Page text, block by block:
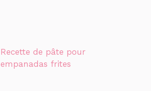
Recette de pâte pour
empanadas frites